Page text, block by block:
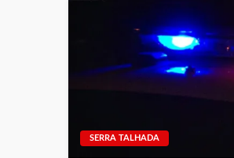
SERRA TALHADA